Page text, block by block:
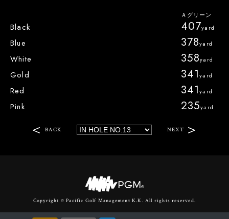
Black 407
Blue 378
White 358
Gold 341
Red 341
Pink 235
BACK NEXT
Copyright © Pacific Golf Management K.K. All rights reserved.